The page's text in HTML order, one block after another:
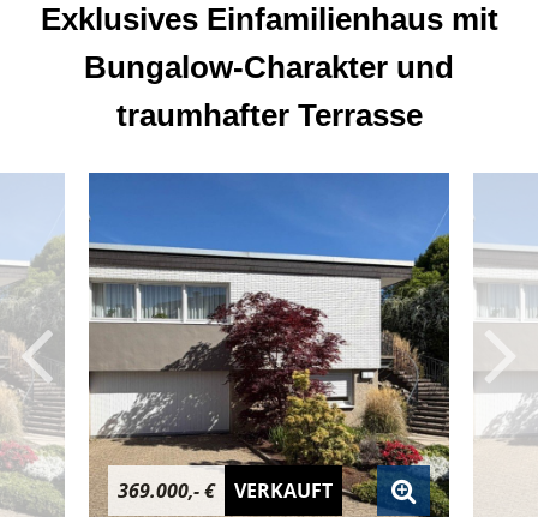
Exklusives Einfamilienhaus mit
Bungalow-Charakter und
traumhafter Terrasse
369.000,- € VERKAUFT